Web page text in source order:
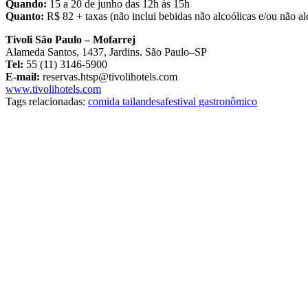
Quando: 15 a 20 de junho das 12h às 15h
Quanto: R$ 82 + taxas (não inclui bebidas não alcoólicas e/ou não
Tivoli São Paulo – Mofarrej
Alameda Santos, 1437, Jardins. São Paulo–SP
Tel: 55 (11) 3146-5900
E-mail: reservas.htsp@tivolihotels.com
www.tivolihotels.com
Tags relacionadas: comida tailandesafestival gastronômico